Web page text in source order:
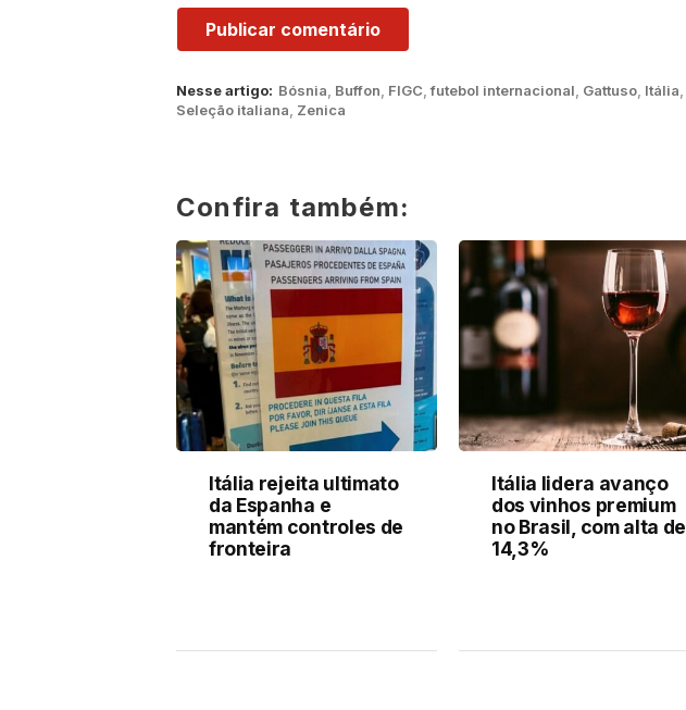
Nesse artigo: Bósnia, Buffon, FIGC,futebol internacional, Gattuso, Itália,
Seleção italiana, Zenica
Confira também:
Itália rejeita ultimato
da Espanha e
mantém controles de
fronteira
Itália lidera avanço
dos vinhos premium
no Brasil, com alta de
14,3%